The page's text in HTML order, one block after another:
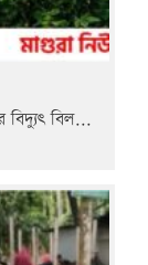
বিদ্যুৎ বিল...